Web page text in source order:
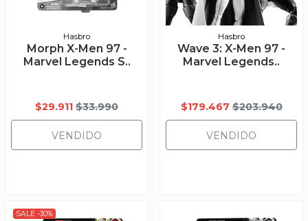
Hasbro
Morph X-Men 97 -
Marvel Legends S..
$29.911 $33.990
VENDIDO
Hasbro
Wave 3: X-Men 97 -
Marvel Legends..
$179.467 $203.940
VENDIDO
SALE -30%